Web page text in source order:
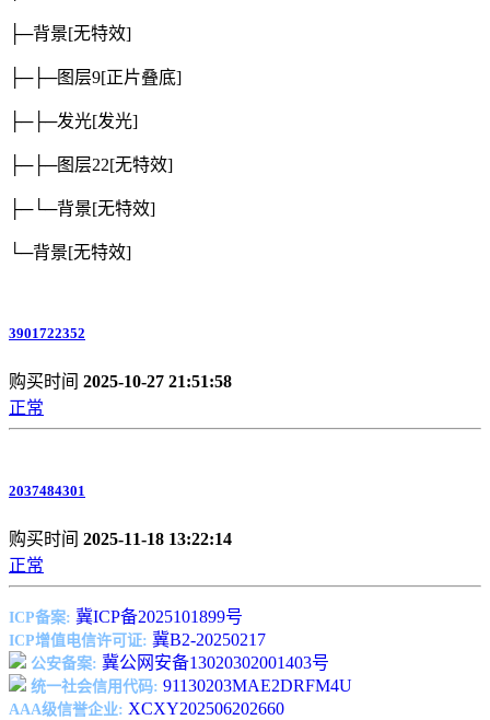
├─背景[无特效]
├─├─图层9[正片叠底]
├─├─发光[发光]
├─├─图层22[无特效]
├─└─背景[无特效]
└─背景[无特效]
3901722352
购买时间 2025-10-27 21:51:58
正常
2037484301
购买时间 2025-11-18 13:22:14
正常
ICP备案: 冀ICP备2025101899号
ICP增值电信许可证: 冀B2-20250217
公安备案: 冀公网安备13020302001403号
统一社会信用代码: 91130203MAE2DRFM4U
AAA级信誉企业: XCXY202506202660